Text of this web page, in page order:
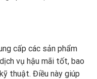
cấp các sản phẩm
vụ hậu mãi tốt, bao
thuật. Điều này giúp